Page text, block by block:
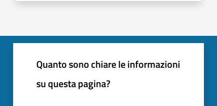
Quanto sono chiare le informazioni
su questa pagina?